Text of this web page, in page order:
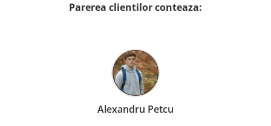
Parerea clientilor conteaza:
Alexandru Petcu